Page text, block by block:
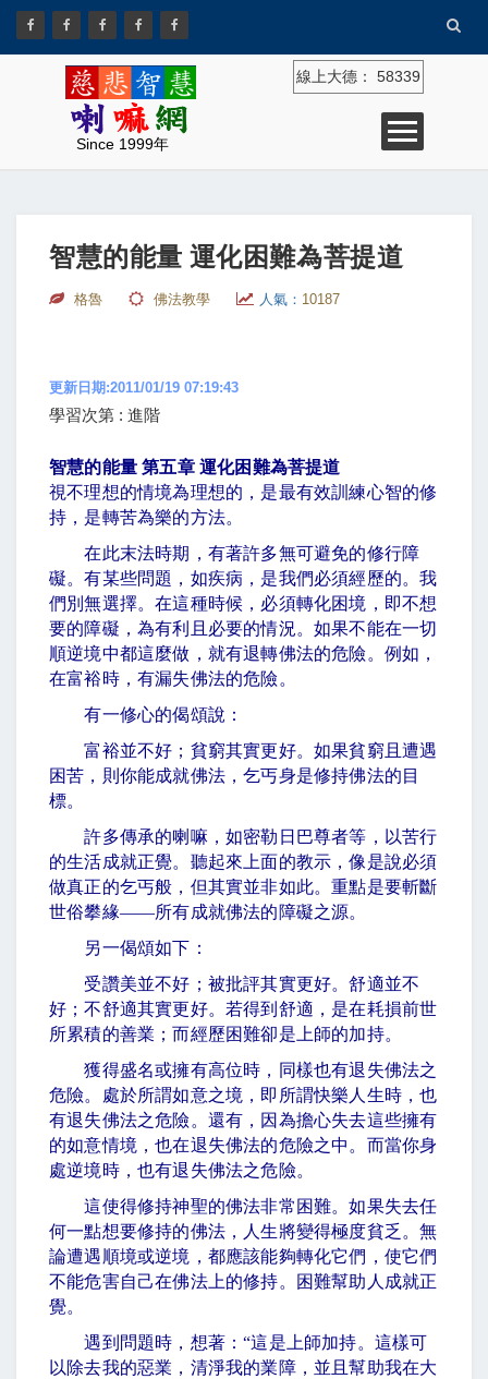
Since 1999年
線上大德： 58339
智慧的能量 運化困難為菩提道
格魯 佛法教學 人氣： 10187
更新日期:2011/01/19 07:19:43
學習次第 : 進階
智慧的能量 第五章 運化困難為菩提道
視不理想的情境為理想的，是最有效訓練心智的修
持，是轉苦為樂的方法。
在此末法時期，有著許多無可避免的修行障
礙。有某些問題，如疾病，是我們必須經歷的。我
們別無選擇。在這種時候，必須轉化困境，即不想
要的障礙，為有利且必要的情況。如果不能在一切
順逆境中都這麼做，就有退轉佛法的危險。例如，
在富裕時，有漏失佛法的危險。
有一修心的偈頌說：
富裕並不好；貧窮其實更好。如果貧窮且遭遇
困苦，則你能成就佛法，乞丐身是修持佛法的目
標。
許多傳承的喇嘛，如密勒日巴尊者等，以苦行
的生活成就正覺。聽起來上面的教示，像是說必須
做真正的乞丐般，但其實並非如此。重點是要斬斷
世俗攀緣——所有成就佛法的障礙之源。
另一偈頌如下：
受讚美並不好；被批評其實更好。舒適並不
好；不舒適其實更好。若得到舒適，是在耗損前世
所累積的善業；而經歷困難卻是上師的加持。
獲得盛名或擁有高位時，同樣也有退失佛法之
危險。處於所謂如意之境，即所謂快樂人生時，也
有退失佛法之危險。還有，因為擔心失去這些擁有
的如意情境，也在退失佛法的危險之中。而當你身
處逆境時，也有退失佛法之危險。
這使得修持神聖的佛法非常困難。如果失去任
何一點想要修持的佛法，人生將變得極度貧乏。無
論遭遇順境或逆境，都應該能夠轉化它們，使它們
不能危害自己在佛法上的修持。困難幫助人成就正
覺。
遇到問題時，想著：“這是上師加持。這樣可
以除去我的惡業，清淨我的業障，並且幫助我在大